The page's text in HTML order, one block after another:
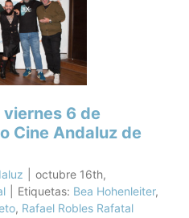
6 de
Cine Andaluz de
octubre 16th,
Etiquetas: Bea Hohenleiter,
, Rafael Robles Rafatal